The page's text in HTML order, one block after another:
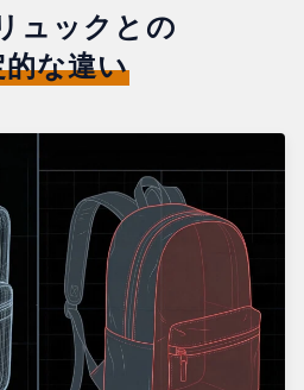
ュックとの
な違い